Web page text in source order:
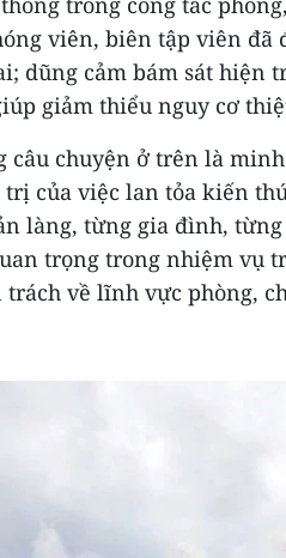
viên, biên tập viên
dũng cảm bám sát hiện
giảm thiểu nguy cơ
câu chuyện ở trên là
trị của việc lan tỏa kiến
làng, từng gia đình,
trọng trong nhiệm vụ
trách về lĩnh vực phòng,